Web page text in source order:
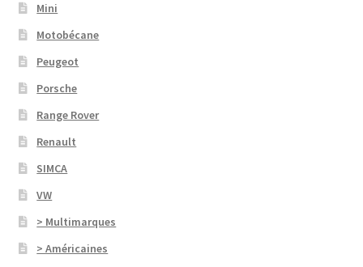
Mini
Motobécane
Peugeot
Porsche
Range Rover
Renault
SIMCA
VW
> Multimarques
> Américaines